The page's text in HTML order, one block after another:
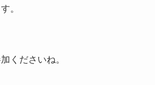
。
くださいね。